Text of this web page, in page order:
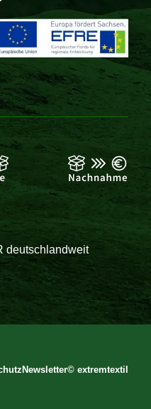
deutschlandweit
Newsletter© extremtextil